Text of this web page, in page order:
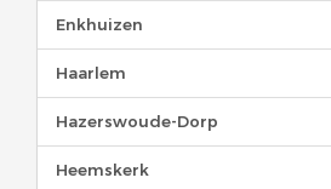
Enkhuizen
Haarlem
Hazerswoude-Dorp
Heemskerk